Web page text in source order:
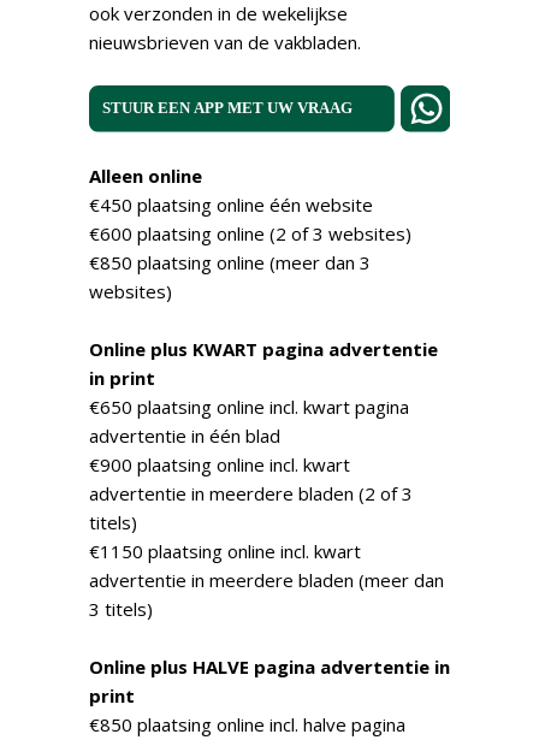
ook verzonden in de wekelijkse
nieuwsbrieven van de vakbladen.
Alleen online
€450 plaatsing online één website
€600 plaatsing online (2 of 3 websites)
€850 plaatsing online (meer dan 3
websites)
Online plus KWART pagina advertentie
in print
€650 plaatsing online incl. kwart pagina
advertentie in één blad
€900 plaatsing online incl. kwart
advertentie in meerdere bladen (2 of 3
titels)
€1150 plaatsing online incl. kwart
advertentie in meerdere bladen (meer dan
3 titels)
Online plus HALVE pagina advertentie in
print
€850 plaatsing online incl. halve pagina